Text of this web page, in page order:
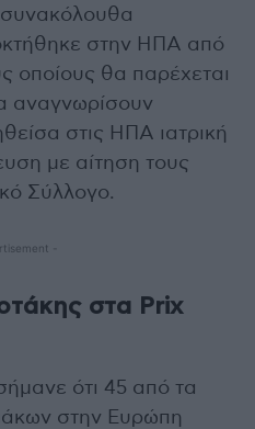
συνακόλουθα
στην ΗΠΑ από
οποίους θα παρέχεται
αναγνωρίσουν
στις ΗΠΑ ιατρική
με αίτηση τους
Σύλλογο.
-
στα Prix
ότι 45 από τα
στην Ευρώπη